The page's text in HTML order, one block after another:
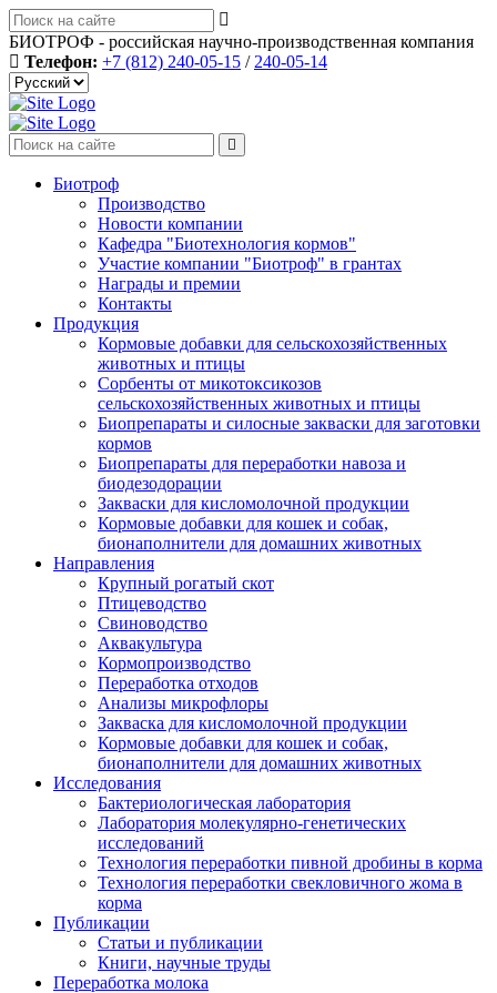
БИОТРОФ - российская научно-производственная компания
Телефон: +7 (812) 240-05-15 / 240-05-14
Биотроф
Производство
Новости компании
Кафедра "Биотехнология кормов"
Участие компании "Биотроф" в грантах
Награды и премии
Контакты
Продукция
Кормовые добавки для сельскохозяйственных
животных и птицы
Сорбенты от микотоксикозов
сельскохозяйственных животных и птицы
Биопрепараты и силосные закваски для заготовки
кормов
Биопрепараты для переработки навоза и
биодезодорации
Закваски для кисломолочной продукции
Кормовые добавки для кошек и собак,
бионаполнители для домашних животных
Направления
Крупный рогатый скот
Птицеводство
Свиноводство
Аквакультура
Кормопроизводство
Переработка отходов
Анализы микрофлоры
Закваска для кисломолочной продукции
Кормовые добавки для кошек и собак,
бионаполнители для домашних животных
Исследования
Бактериологическая лаборатория
Лаборатория молекулярно-генетических
исследований
Технология переработки пивной дробины в корма
Технология переработки свекловичного жома в
корма
Публикации
Статьи и публикации
Книги, научные труды
Переработка молока